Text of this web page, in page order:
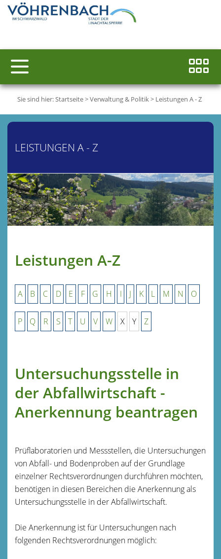
Sie sind hier:Startseite>Verwaltung & Politik> Leistungen A - Z
LEISTUNGEN A - Z
Leistungen A-Z
A B C D E F G H I J K L M N O
P Q R S T U V W X Y Z
Untersuchungsstelle in
der Abfallwirtschaft -
Anerkennung beantragen
Prüflaboratorien und Messstellen, die Untersuchungen
von Abfall- und Bodenproben auf der Grundlage
einzelner Rechtsverordnungen durchführen möchten,
benötigen in diesen Bereichen die Anerkennung als
Untersuchungsstelle in der Abfallwirtschaft.
Die Anerkennung ist für Untersuchungen nach
folgenden Rechtsverordnungen möglich: